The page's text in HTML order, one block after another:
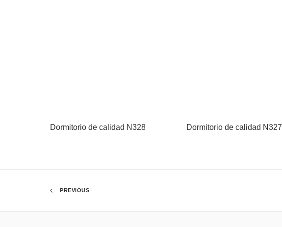
Dormitorio de calidad N328 Dormitorio de calidad N327
PREVIOUS